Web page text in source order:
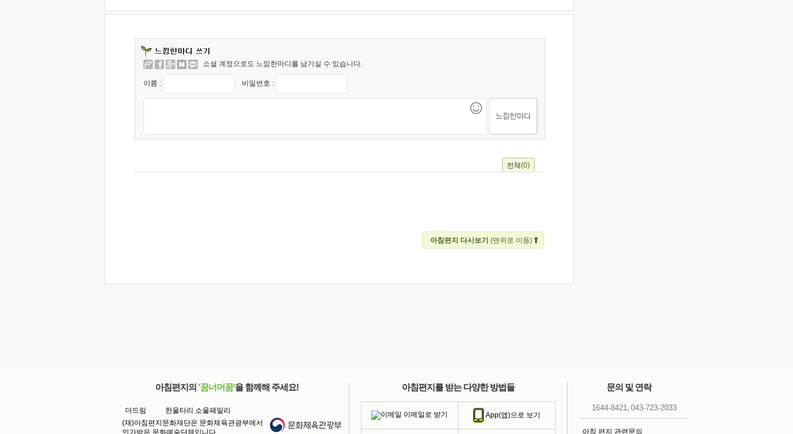
소셜 계정으로도 느낌한마디를 남기실 수 있습니다.
이름 : 비밀번호 :
전체(0)
아침편지 다시보기 (맨위로 이동)
아침편지의 '꿈너머꿈'을 함께해 주세요!
더드림
한울타리 소울패밀리
(재)아침편지문화재단은 문화체육관광부에서
인가받은 문화예술단체입니다.
아침편지를 받는 다양한 방법들
이메일로 받기 App(앱)으로 보기
문의 및 연락
1644-8421, 043-723-2033
아침 편지 관련문의